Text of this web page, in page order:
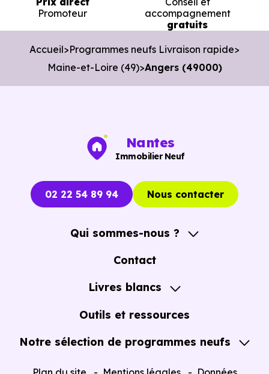
Organiser des visites pertinentes.
Avancer rapidement dans les démarches.
L’objectif est de vous faire gagner du temps sans vous
pousser à décider dans la précipitation.
opportunités concrètes.
Promoteur
accompagnement
gratuits
Accueil Programmes neufs Livraison rapide
Maine-et-Loire (49) Angers (49000)
Nantes
Immobilier Neuf
02 22 54 89 94 Nous contacter
Qui sommes-nous ?
A propos
Contact
Livres blancs
Guide de l'Achat immobilier neuf en VEFA
Outils et ressources
Notre sélection de programmes neufs